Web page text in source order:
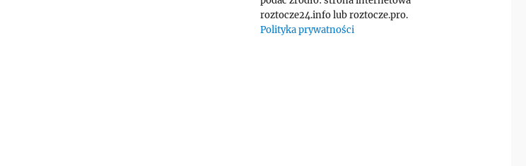
roztocze24.info lub roztocze.pro.
Polityka prywatności